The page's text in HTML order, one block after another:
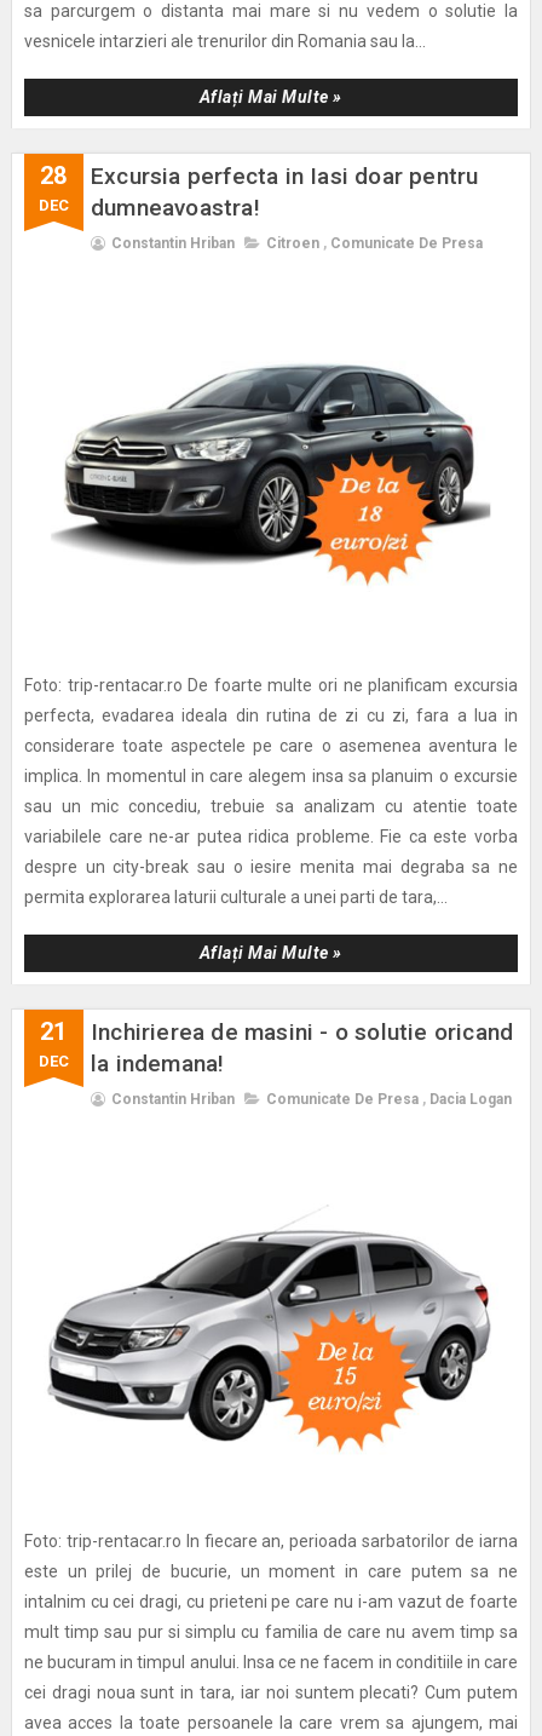
sa parcurgem o distanta mai mare si nu vedem o solutie la
vesnicele intarzieri ale trenurilor din Romania sau la...
Aflați Mai Multe »
28
DEC
Excursia perfecta in Iasi doar pentru
dumneavoastra!
Constantin Hriban Citroen , Comunicate De Presa
Foto: trip-rentacar.ro De foarte multe ori ne planificam excursia
perfecta, evadarea ideala din rutina de zi cu zi, fara a lua in
considerare toate aspectele pe care o asemenea aventura le
implica. In momentul in care alegem insa sa planuim o excursie
sau un mic concediu, trebuie sa analizam cu atentie toate
variabilele care ne-ar putea ridica probleme. Fie ca este vorba
despre un city-break sau o iesire menita mai degraba sa ne
permita explorarea laturii culturale a unei parti de tara,...
Aflați Mai Multe »
21
DEC
Inchirierea de masini - o solutie oricand
la indemana!
Constantin Hriban Comunicate De Presa , Dacia Logan
Foto: trip-rentacar.ro In fiecare an, perioada sarbatorilor de iarna
este un prilej de bucurie, un moment in care putem sa ne
intalnim cu cei dragi, cu prieteni pe care nu i-am vazut de foarte
mult timp sau pur si simplu cu familia de care nu avem timp sa
ne bucuram in timpul anului. Insa ce ne facem in conditiile in care
cei dragi noua sunt in tara, iar noi suntem plecati? Cum putem
avea acces la toate persoanele la care vrem sa ajungem, mai